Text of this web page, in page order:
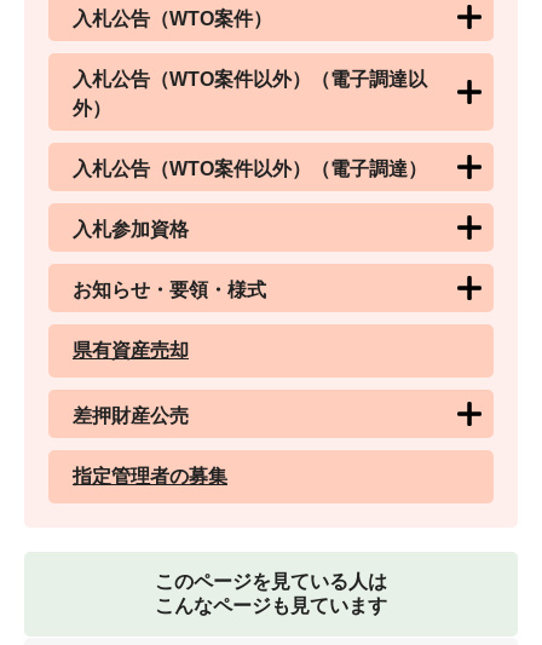
入札公告（WTO案件）
入札公告（WTO案件以外）（電子調達以
外）
入札公告（WTO案件以外）（電子調達）
入札参加資格
お知らせ・要領・様式
県有資産売却
差押財産公売
指定管理者の募集
このページを見ている人は
こんなページも見ています